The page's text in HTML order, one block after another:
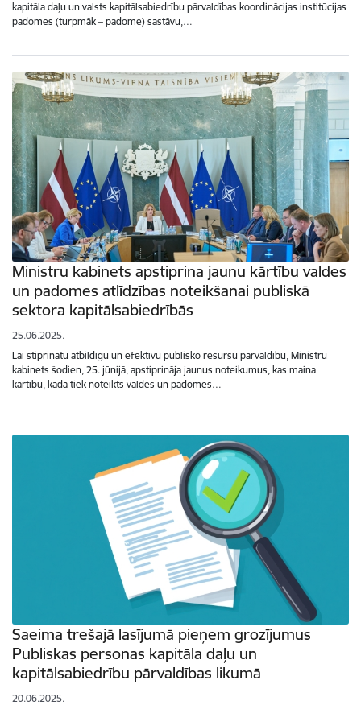
kapitāla daļu un valsts kapitālsabiedrību pārvaldības koordinācijas institūcijas
padomes (turpmāk – padome) sastāvu,…
Ministru kabinets apstiprina jaunu kārtību valdes
un padomes atlīdzības noteikšanai publiskā
sektora kapitālsabiedrībās
25.06.2025.
Lai stiprinātu atbildīgu un efektīvu publisko resursu pārvaldību, Ministru
kabinets šodien, 25. jūnijā, apstiprināja jaunus noteikumus, kas maina
kārtību, kādā tiek noteikts valdes un padomes…
Saeima trešajā lasījumā pieņem grozījumus
Publiskas personas kapitāla daļu un
kapitālsabiedrību pārvaldības likumā
20.06.2025.